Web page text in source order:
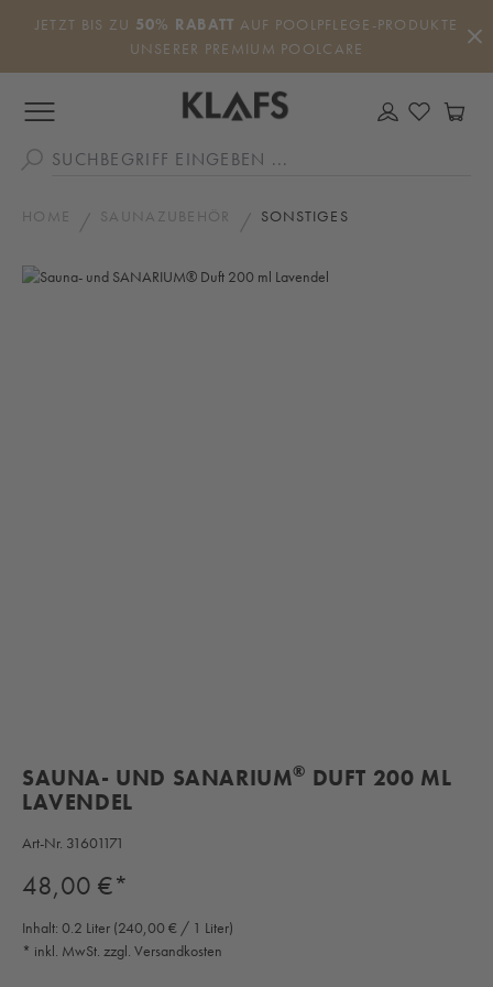
Zum Hauptinhalt springen
JETZT BIS ZU 50% RABATT AUF POOLPFLEGE-PRODUKTE
UNSERER PREMIUM POOLCARE
DU
HOME SAUNAZUBEHÖR SONSTIGES
Bildergalerie überspringen
SAUNA- UND SANARIUM® DUFT 200 ML
LAVENDEL
Art-Nr. 31601171
Regulärer Preis:
48,00 €*
Inhalt: 0.2 Liter (240,00 € / 1 Liter)
* inkl. MwSt. zzgl. Versandkosten